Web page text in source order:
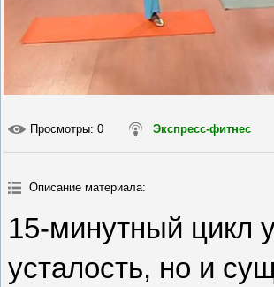
Просмотры: 0 Экспресс-фитнес
Описание материала:
15-минутный цикл
усталость, но и